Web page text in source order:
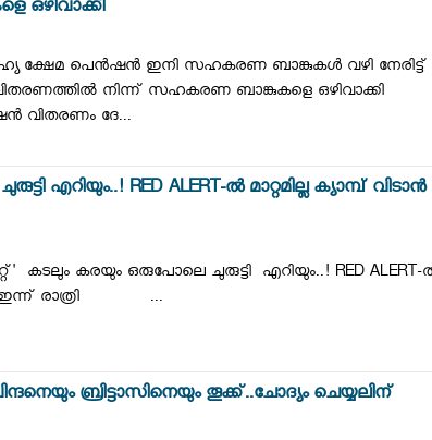
ക്ഷേമ പെന്‍ഷന്‍ ഇനി സഹകരണ ബാങ്കുകള്‍ വഴി നേരിട്ട്
നിന്ന് സഹകരണ ബാങ്കുകളെ ഒഴിവാക്കി
വിതരണം ദേ...
RED ALERT-ൽ മാറ്റമില്ല ക്യാമ്പ് വിടാൻ
കടലും കരയും ഒരുപോലെ ചുരുട്ടി എറിയും..! RED
രാത്രി ...
ബ്രിട്ടാസിനെയും തൂക്ക്..ചോദ്യം ചെയ്യലിന്